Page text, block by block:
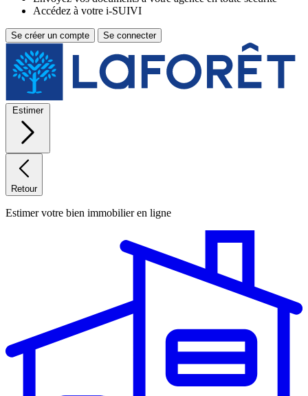
Accédez à votre i-SUIVI
Se créer un compte Se connecter
Estimer
Retour
Estimer votre bien immobilier en ligne